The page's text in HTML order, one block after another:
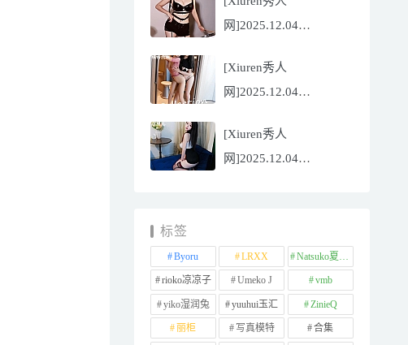
[71P/960.78MB]
网]2025.12.04
[86P/762.32MB]
[Xiuren秀人
网]2025.12.04
Well11[67P/745.99MB]
[Xiuren秀人
网]2025.12.04
标签
Byoru LRXX Natsuko夏夏子
rioko凉凉子 Umeko J vmb
yiko湿润兔 yuuhui玉汇 ZinieQ
丽柜 写真模特 合集